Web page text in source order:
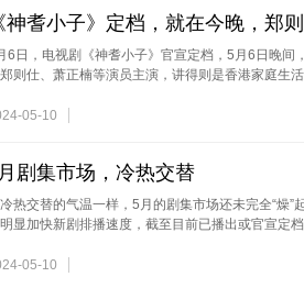
神耆小子》定档，就在今晚，郑
6日，电视剧《神耆小子》官宣定档，5月6日晚间
则仕、萧正楠等演员主演，讲得则是香港家庭生
05-10
剧集市场，冷热交替
热交替的气温一样，5月的剧集市场还未完全“燥”
显加快新剧排播速度，截至目前已播出或官宣定
05-10